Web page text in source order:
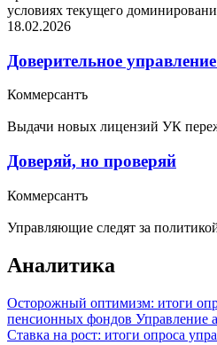
условиях текущего
18.02.2026
Доверительное
Коммерсантъ
Выдачи новых лицензий УК
Доверяй, но проверяй
Коммерсантъ
Управляющие следят за
Аналитика
Осторожный оптимизм: итоги
пенсионных фондов Управление
Ставка на рост: итоги опроса